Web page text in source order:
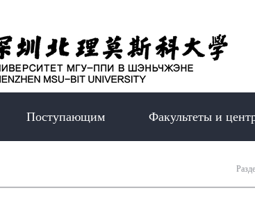
Поступающим Факультеты и